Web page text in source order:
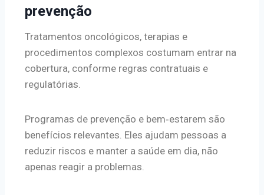
prevenção
Tratamentos oncológicos, terapias e
procedimentos complexos costumam entrar na
cobertura, conforme regras contratuais e
regulatórias.
Programas de prevenção e bem‑estarem são
benefícios relevantes. Eles ajudam pessoas a
reduzir riscos e manter a saúde em dia, não
apenas reagir a problemas.